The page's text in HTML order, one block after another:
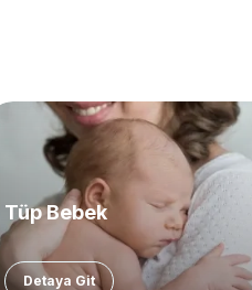
Tüp Bebek
Detaya Git